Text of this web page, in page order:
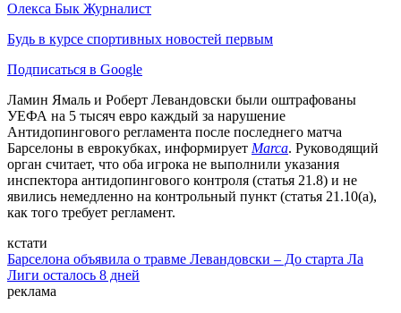
Олекса Бык Журналист
Будь в курсе спортивных новостей первым
Подписаться в Google
Ламин Ямаль и Роберт Левандовски были оштрафованы
УЕФА на 5 тысяч евро каждый за нарушение
Антидопингового регламента после последнего матча
Барселоны в еврокубках, информирует Marca. Руководящий
орган считает, что оба игрока не выполнили указания
инспектора антидопингового контроля (статья 21.8) и не
явились немедленно на контрольный пункт (статья 21.10(a),
как того требует регламент.
кстати
Барселона объявила о травме Левандовски – До старта Ла
Лиги осталось 8 дней
реклама